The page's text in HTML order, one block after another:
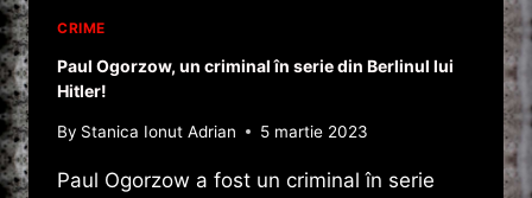
CRIME
Paul Ogorzow, un criminal în serie din Berlinul lui
Hitler!
By Stanica Ionut Adrian 5 martie 2023
Paul Ogorzow a fost un criminal în serie